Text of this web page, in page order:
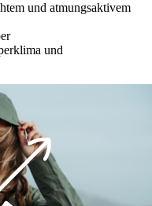
und atmungsaktivem
und